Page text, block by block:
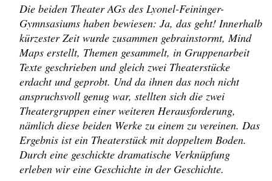
Die beiden Theater AGs des Lyonel-Feininger-
Gymnsasiums haben bewiesen: Ja, das geht! Innerhalb
kürzester Zeit wurde zusammen gebrainstormt, Mind
Maps erstellt, Themen gesammelt, in Gruppenarbeit
Texte geschrieben und gleich zwei Theaterstücke
erdacht und geprobt. Und da ihnen das noch nicht
anspruchsvoll genug war, stellten sich die zwei
Theatergruppen einer weiteren Herausforderung,
nämlich diese beiden Werke zu einem zu vereinen. Das
Ergebnis ist ein Theaterstück mit doppeltem Boden.
Durch eine geschickte dramatische Verknüpfung
erleben wir eine Geschichte in der Geschichte.